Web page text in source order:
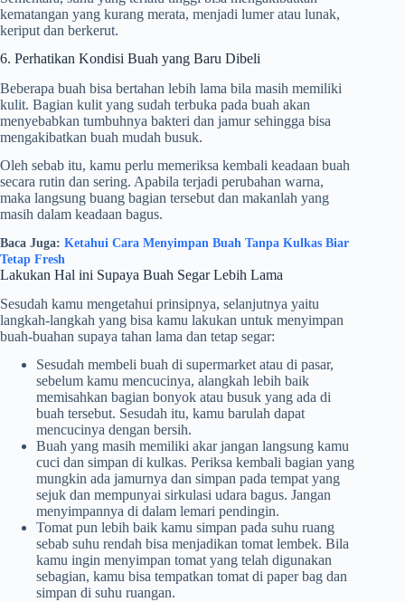
kematangan yang kurang merata, menjadi lumer atau lunak,
keriput dan berkerut.
6. Perhatikan Kondisi Buah yang Baru Dibeli
Beberapa buah bisa bertahan lebih lama bila masih memiliki
kulit. Bagian kulit yang sudah terbuka pada buah akan
menyebabkan tumbuhnya bakteri dan jamur sehingga bisa
mengakibatkan buah mudah busuk.
Oleh sebab itu, kamu perlu memeriksa kembali keadaan buah
secara rutin dan sering. Apabila terjadi perubahan warna,
maka langsung buang bagian tersebut dan makanlah yang
masih dalam keadaan bagus.
Baca Juga: Ketahui Cara Menyimpan Buah Tanpa Kulkas Biar
Tetap Fresh
Lakukan Hal ini Supaya Buah Segar Lebih Lama
Sesudah kamu mengetahui prinsipnya, selanjutnya yaitu
langkah-langkah yang bisa kamu lakukan untuk menyimpan
buah-buahan supaya tahan lama dan tetap segar:
Sesudah membeli buah di supermarket atau di pasar,
sebelum kamu mencucinya, alangkah lebih baik
memisahkan bagian bonyok atau busuk yang ada di
buah tersebut. Sesudah itu, kamu barulah dapat
mencucinya dengan bersih.
Buah yang masih memiliki akar jangan langsung kamu
cuci dan simpan di kulkas. Periksa kembali bagian yang
mungkin ada jamurnya dan simpan pada tempat yang
sejuk dan mempunyai sirkulasi udara bagus. Jangan
menyimpannya di dalam lemari pendingin.
Tomat pun lebih baik kamu simpan pada suhu ruang
sebab suhu rendah bisa menjadikan tomat lembek. Bila
kamu ingin menyimpan tomat yang telah digunakan
sebagian, kamu bisa tempatkan tomat di paper bag dan
simpan di suhu ruangan.